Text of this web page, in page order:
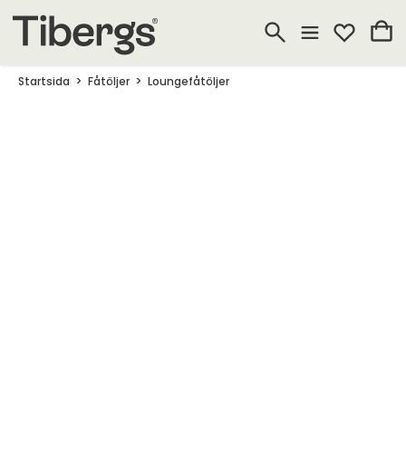
Startsida Fåtöljer Loungefåtöljer